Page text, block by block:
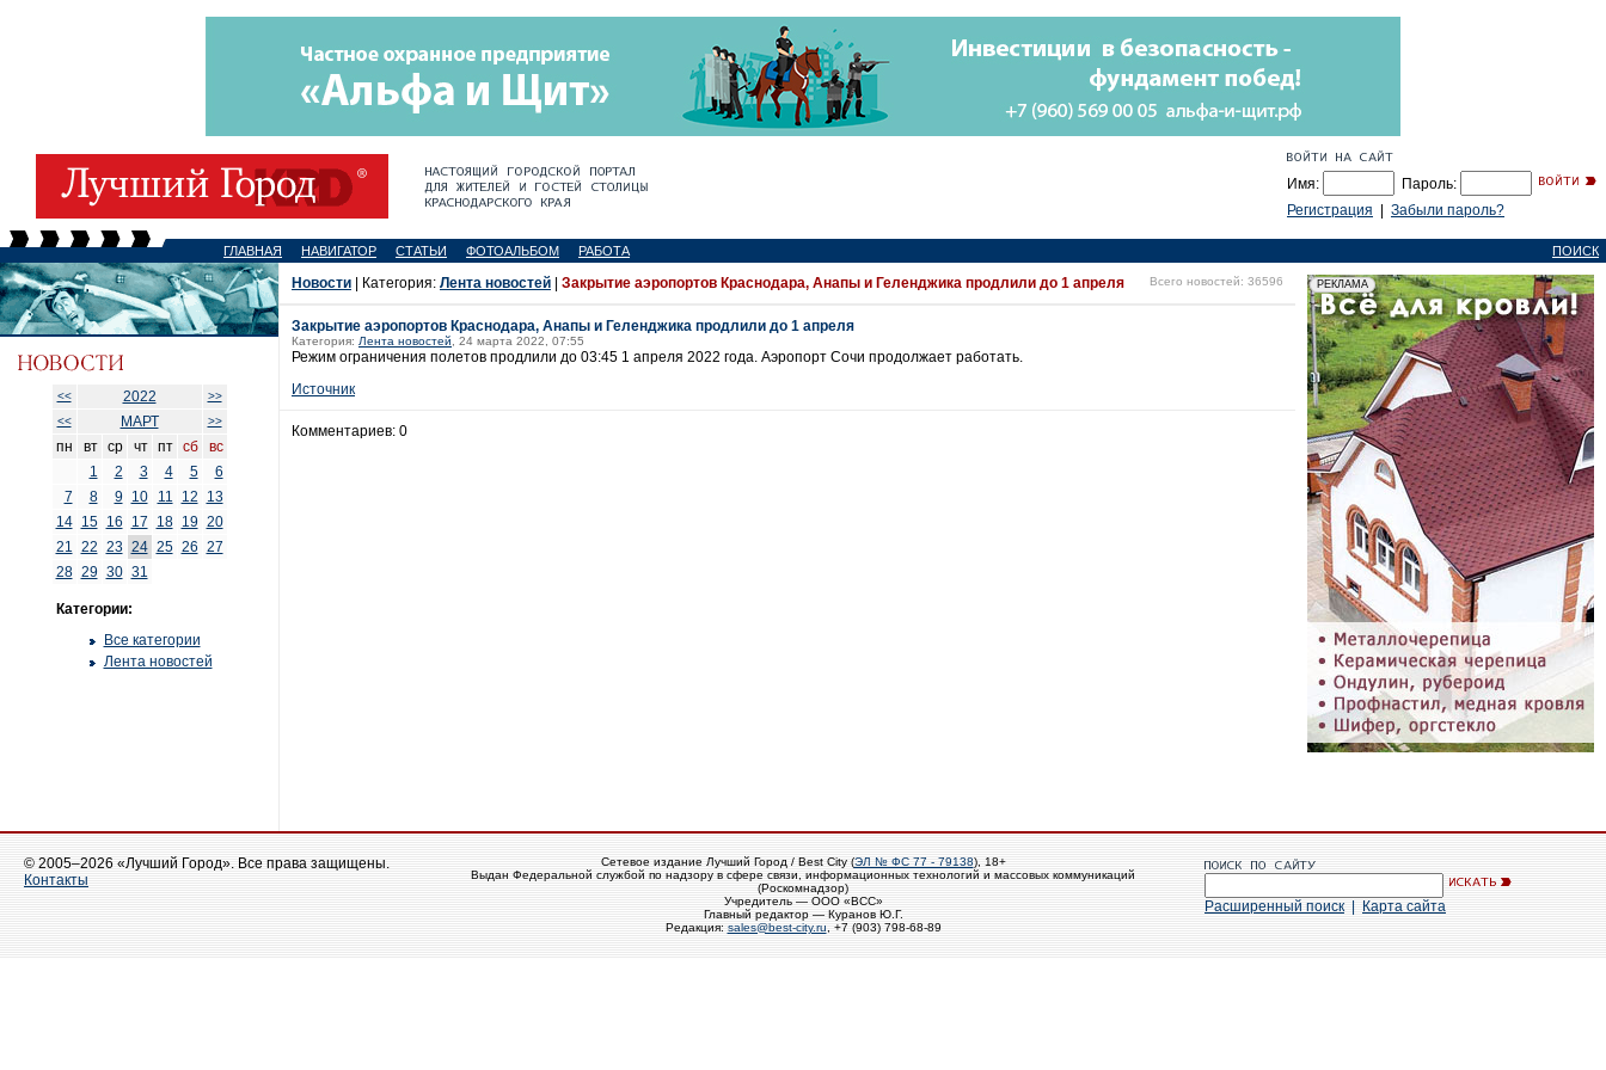
Имя:
Пароль:
Регистрация
Забыли пароль?
ГЛАВНАЯ НАВИГАТОР СТАТЬИ ФОТОАЛЬБОМ РАБОТА ПОИСК
<< 2022
>>
<<
МАРТ >>
пн вт ср чт пт сб
вс
1
2 3 4 5
6
7
8 9 10 11 12
13
14
15 16 17 18 19 20
21 22 23 24 25 26 27
28 29 30 31
Категории:
Все категории
Лента новостей
Новости | Категория: Лента новостей Закрытие аэропортов Краснодара, Анапы и Геленджика продлили до 1 апреля Всего новостей: 36596
Закрытие аэропортов Краснодара, Анапы и Геленджика продлили до 1 апреля
Категория: Лента новостей , 24 марта 2022, 07:55
Режим ограничения полетов продлили до 03:45 1 апреля 2022 года. Аэропорт Сочи продолжает работать.
Источник
Комментариев: 0
© 2005–2026 «Лучший Город». Все права защищены.
Контакты
Сетевое издание Лучший Город / Best City (ЭЛ № ФС 77 - 79138), 18+
Выдан Федеральной службой по надзору в сфере связи, информационных технологий и массовых коммуникаций
(Роскомнадзор)
Учредитель — ООО «ВСС»
Главный редактор — Куранов Ю.Г.
Редакция: sales@best-city.ru , +7 (903) 798-68-89
Расширенный поиск Карта сайта